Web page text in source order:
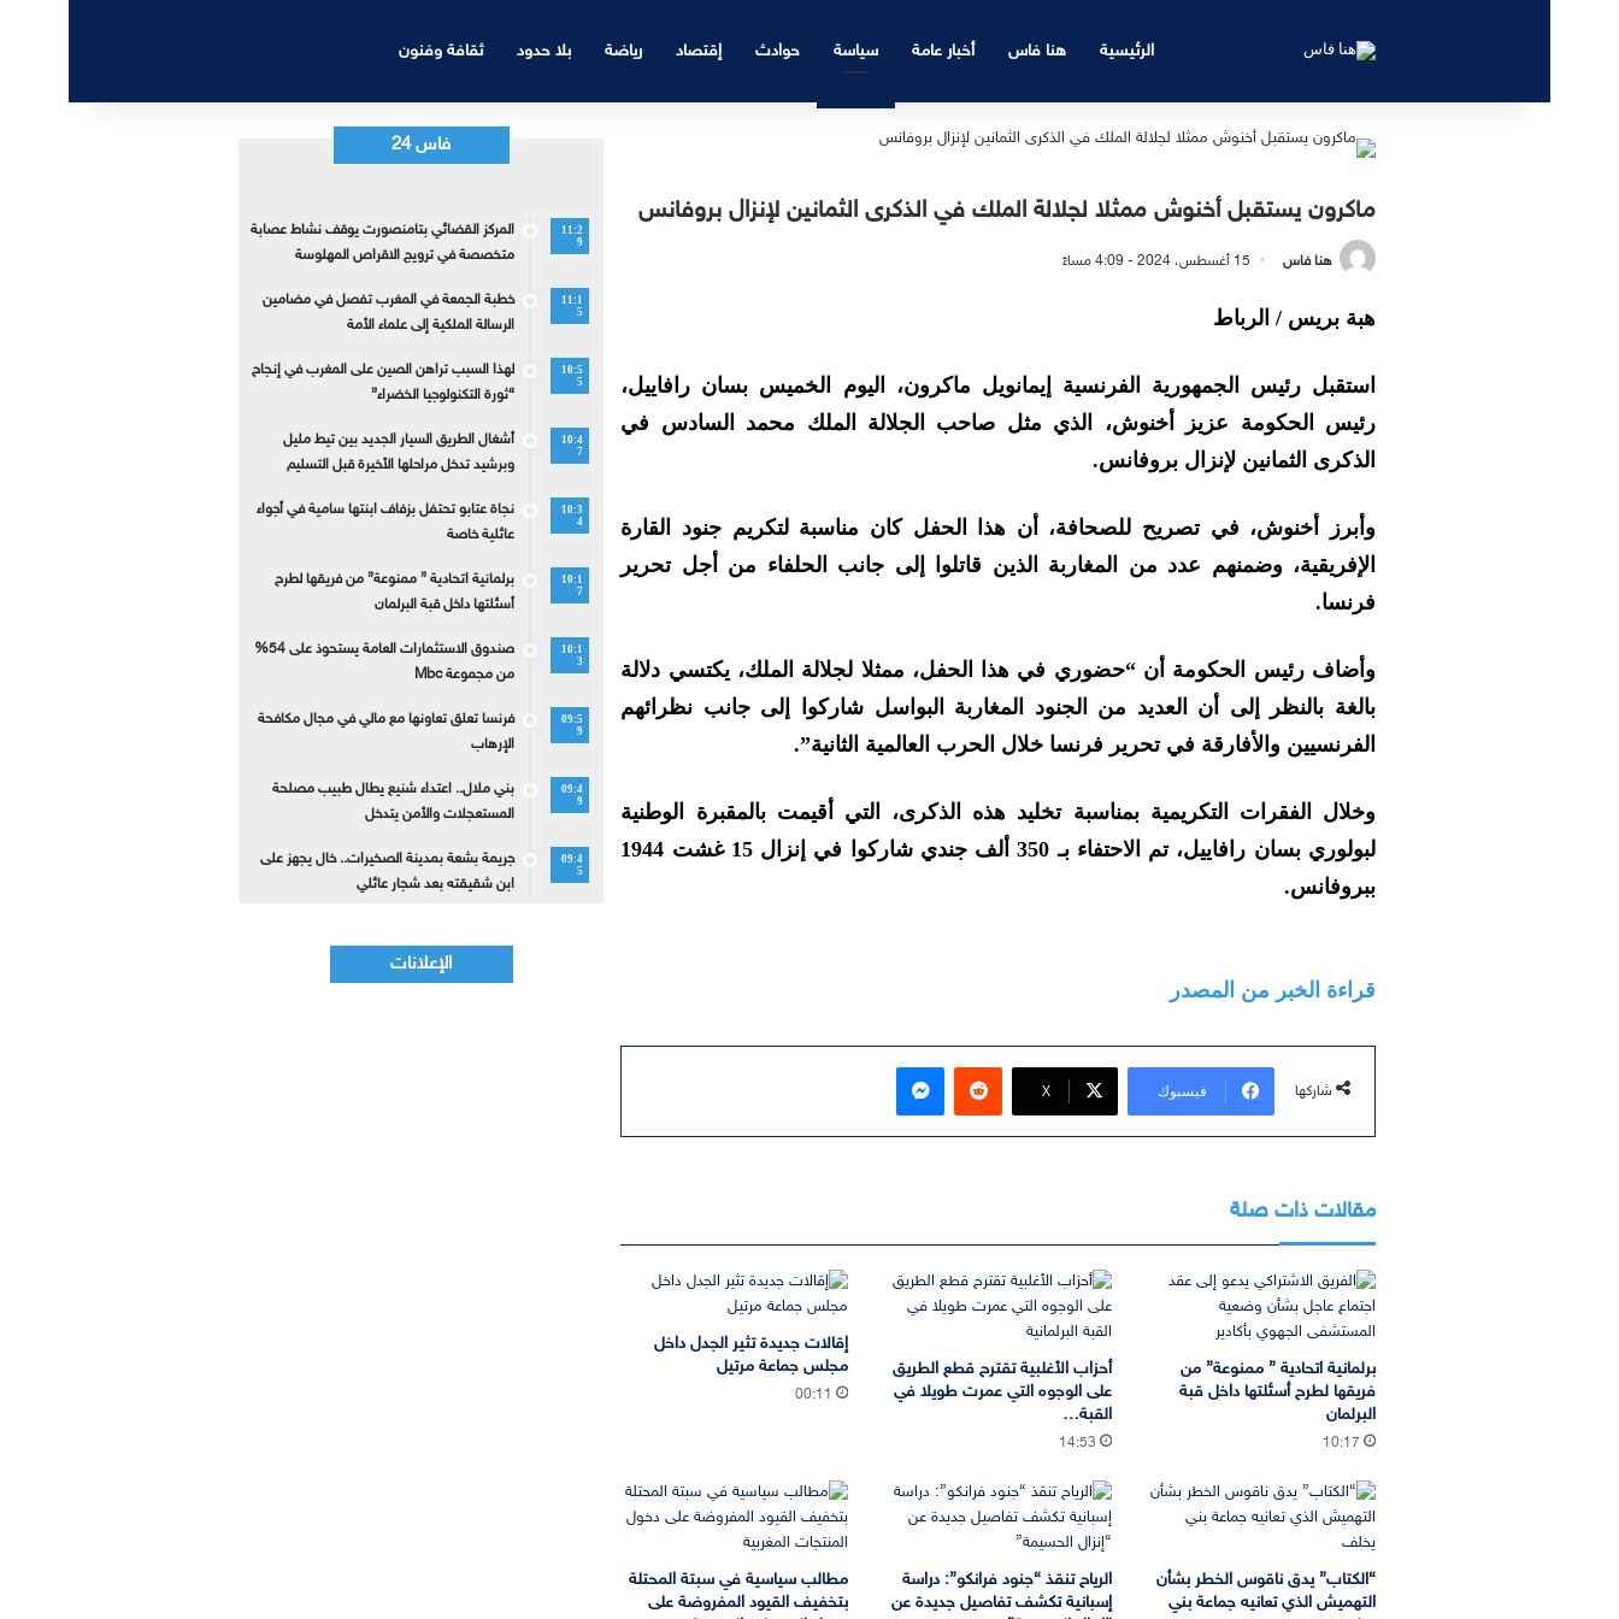
الرئيسية هنا فاس أخبار عامة سياسة حوادث إقتصاد رياضة بلا حدود ثقافة وفنون
ماكرون يستقبل أخنوش ممثلا لجلالة الملك في الذكرى الثمانين لإنزال بروفانس
هنا فاس 15 أغسطس، 2024 - 4:09 مساءً
هبة بريس / الرباط
استقبل رئيس الجمهورية الفرنسية إيمانويل ماكرون، اليوم الخميس بسان رافاييل،
رئيس الحكومة عزيز أخنوش، الذي مثل صاحب الجلالة الملك محمد السادس في
الذكرى الثمانين لإنزال بروفانس.
وأبرز أخنوش، في تصريح للصحافة، أن هذا الحفل كان مناسبة لتكريم جنود القارة
الإفريقية، وضمنهم عدد من المغاربة الذين قاتلوا إلى جانب الحلفاء من أجل تحرير
فرنسا.
وأضاف رئيس الحكومة أن “حضوري في هذا الحفل، ممثلا لجلالة الملك، يكتسي دلالة
بالغة بالنظر إلى أن العديد من الجنود المغاربة البواسل شاركوا إلى جانب نظرائهم
الفرنسيين والأفارقة في تحرير فرنسا خلال الحرب العالمية الثانية”.
وخلال الفقرات التكريمية بمناسبة تخليد هذه الذكرى، التي أقيمت بالمقبرة الوطنية
لبولوري بسان رافاييل، تم الاحتفاء بـ 350 ألف جندي شاركوا في إنزال 15 غشت 1944
ببروفانس.
قراءة الخبر من المصدر
شاركها فيسبوك ‫X
ماسنجر
مقالات ذات صلة
برلمانية اتحادية ” ممنوعة” من
فريقها لطرح أسئلتها داخل قبة
البرلمان
10:17
أحزاب الأغلبية تقترح قطع الطريق
على الوجوه التي عمرت طويلا في
القبة…
14:53
إقالات جديدة تثير الجدل داخل
مجلس جماعة مرتيل
00:11
“الكتاب” يدق ناقوس الخطر بشأن
التهميش الذي تعانيه جماعة بني
الرياح تنقذ “جنود فرانكو”: دراسة
إسبانية تكشف تفاصيل جديدة عن
مطالب سياسية في سبتة المحتلة
بتخفيف القيود المفروضة على
فاس 24
11:2
9
المركز القضائي بتامنصورت يوقف نشاط عصابة
متخصصة في ترويج الاقراص المهلوسة
11:1
5
خطبة الجمعة في المغرب تفصل في مضامين
الرسالة الملكية إلى علماء الأمة
10:5
5
لهذا السبب تراهن الصين على المغرب في إنجاح
“ثورة التكنولوجيا الخضراء”
10:4
7
أشغال الطريق السيار الجديد بين تيط مليل
وبرشيد تدخل مراحلها الأخيرة قبل التسليم
10:3
4
نجاة عتابو تحتفل بزفاف ابنتها سامية في أجواء
عائلية خاصة
10:1
7
برلمانية اتحادية ” ممنوعة” من فريقها لطرح
أسئلتها داخل قبة البرلمان
10:1
3
صندوق الاستثمارات العامة يستحوذ على 54%
من مجموعة Mbc
09:5
9
فرنسا تعلق تعاونها مع مالي في مجال مكافحة
الإرهاب
09:4
9
بني ملال.. اعتداء شنيع يطال طبيب مصلحة
المستعجلات والأمن يتدخل
09:4
5
جريمة بشعة بمدينة الصخيرات.. خال يجهز على
ابن شقيقته بعد شجار عائلي
الإعلانات